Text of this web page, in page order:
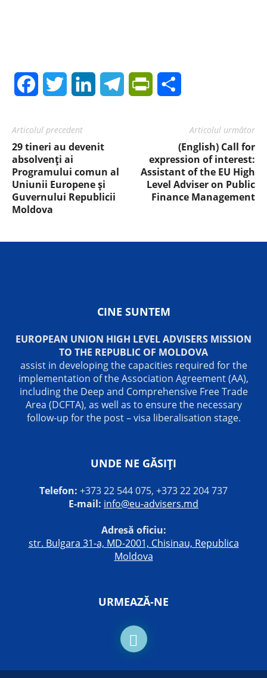
FacebookTwitter LinkedInTelegramPrintFriendly
Articolul precedent
29 tineri au devenit
absolvenți ai
Programului comun al
Uniunii Europene și
Guvernului Republicii
Moldova
Articolul următor
(English) Call for
expression of interest:
Assistant of the EU High
Level Adviser on Public
Finance Management
CINE SUNTEM
EUROPEAN UNION HIGH LEVEL ADVISERS MISSION
TO THE REPUBLIC OF MOLDOVA
assist in developing the capacities required for the
implementation of the Association Agreement (AA),
including the Deep and Comprehensive Free Trade
Area (DCFTA), as well as to ensure the necessary
follow-up for the post – visa liberalisation stage.
UNDE NE GĂSIȚI
Telefon: +373 22 544 075, +373 22 204 737
E-mail: info@eu-advisers.md
Adresă oficiu:
str. Bulgara 31-a, MD-2001, Chisinau, Republica
Moldova
URMEAZĂ-NE